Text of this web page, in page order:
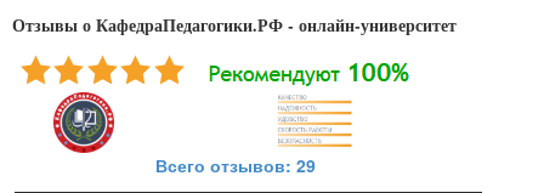
Отзывы о КафедраПедагогики.РФ - онлайн-университет
Всего отзывов: 29